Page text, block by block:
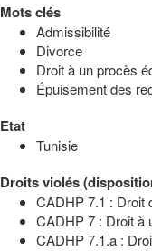
Mots clés
Admissibilité
Divorce
Droit à un procès
Épuisement des
Etat
Tunisie
Droits violés
CADHP 7.1 : Droit
CADHP 7 : Droit à
CADHP 7.1.a :